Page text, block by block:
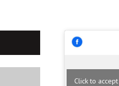
Click to